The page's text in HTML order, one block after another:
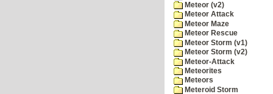
Meteor (v2)
Meteor Attack
Meteor Maze
Meteor Rescue
Meteor Storm (v1)
Meteor Storm (v2)
Meteor-Attack
Meteorites
Meteors
Meteroid Storm